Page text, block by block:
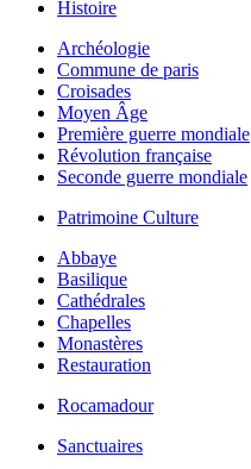
Histoire
Archéologie
Commune de paris
Croisades
Moyen Âge
Première guerre mondiale
Révolution française
Seconde guerre mondiale
Patrimoine Culture
Abbaye
Basilique
Cathédrales
Chapelles
Monastères
Restauration
Rocamadour
Sanctuaires